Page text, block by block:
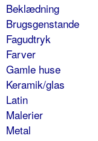
Beklædning
Brugsgenstande
Fagudtryk
Farver
Gamle huse
Keramik/glas
Latin
Malerier
Metal